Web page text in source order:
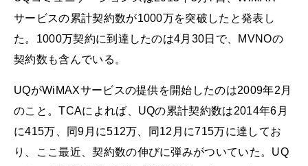
サービスの累計契約数が1000万を突破したと発表し
た。1000万契約に到達したのは4月30日で、MVNOの
契約数も含んでいる。
UQがWiMAXサービスの提供を開始したのは2009年2月
のこと。TCAによれば、UQの累計契約数は2014年6月
に415万、同9月に512万、同12月に715万に達してお
り、ここ最近、契約数の伸びに弾みがついていた。UQ